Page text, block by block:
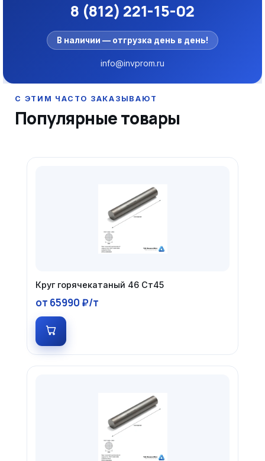
8 (812) 221-15-02
В наличии — отгрузка день в день!
info@invprom.ru
Популярные товары
Круг горячекатаный 46 Ст45
от 65990 ₽/т